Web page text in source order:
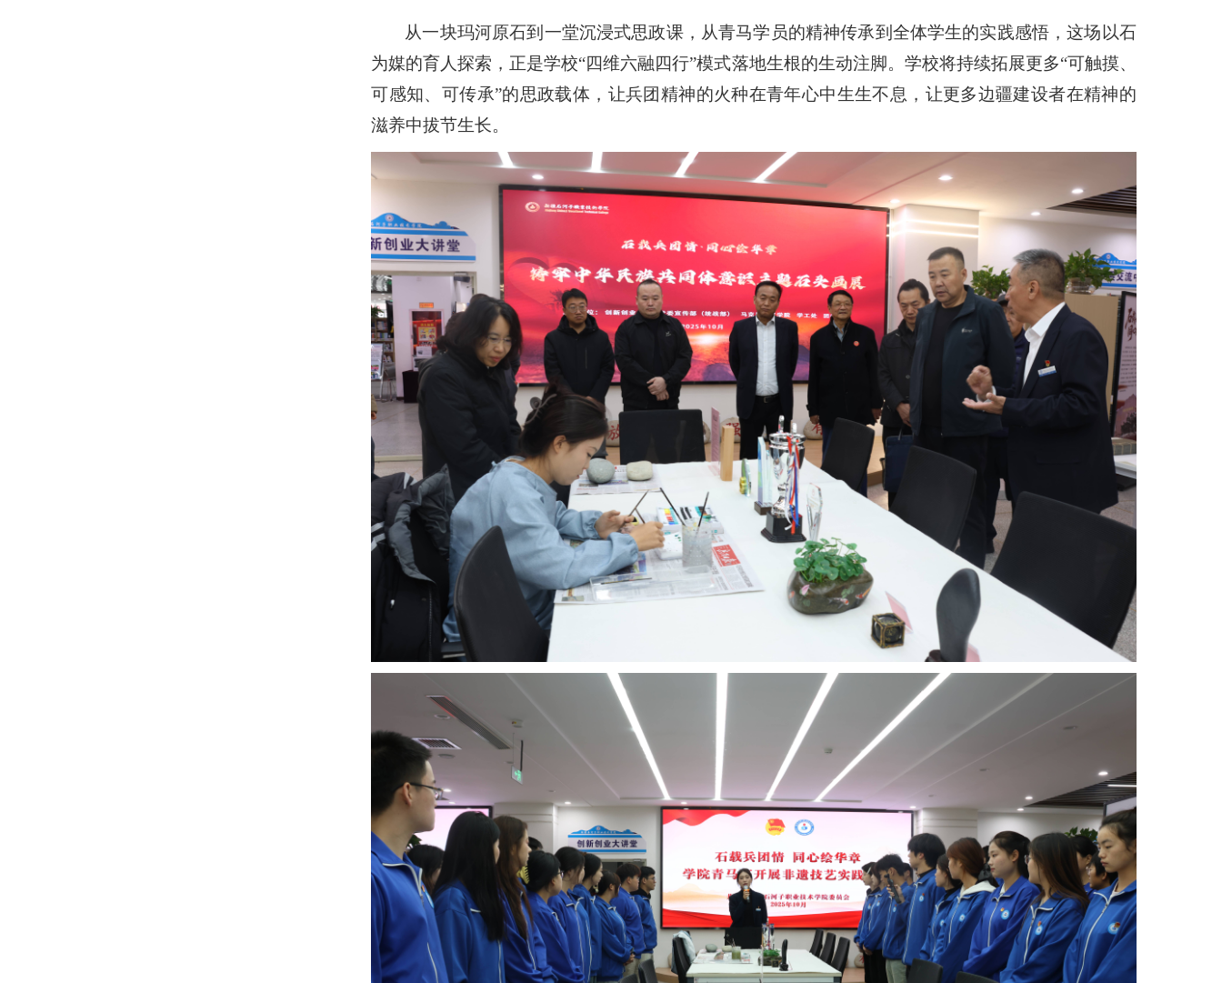
从一块玛河原石到一堂沉浸式思政课，从青马学员的精神传承到全体学生的实践感悟，这场以石
为媒的育人探索，正是学校“四维六融四行”模式落地生根的生动注脚。 学校将持续拓展更多“可触摸、
可感知、可传承”的思政载体，让兵团精神的火种在青年心中生生不息，让更多边疆建设者在精神的
滋养中拔节生长。